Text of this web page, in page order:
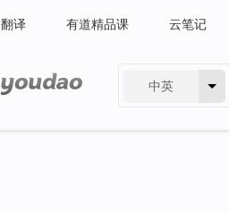
翻译 有道精品课 云笔记
中英